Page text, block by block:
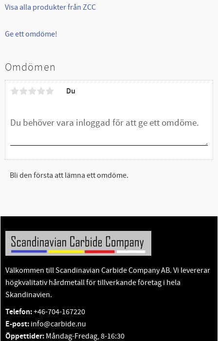
Visa alla produkter från ZCC
Ge ett omdöme!
Omdömen
Du
Bli den första att lämna ett omdöme.
Välkommen till Scandinavian Carbide Company AB. Vi levererar
högkvalitativ hårdmetall för tillverkande företag i hela
Skandinavien.
Telefon:+46-704-167220
E-post: info@carbide.nu
Öppettider: Måndag-Fredag, 8-16:30